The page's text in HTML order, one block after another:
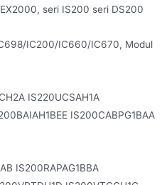
seri IS200 seri DS200
IC200/IC660/IC670, Modul
IS220UCSAH1A
IS200CABPG1BAA
IS200RAPAG1BBA